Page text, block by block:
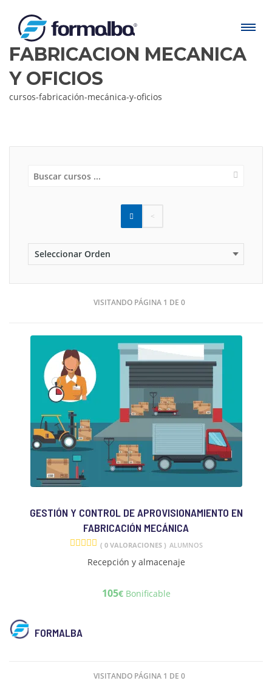
FABRICACIÓN MECÁNICA
Y OFICIOS
cursos-fabricación-mecánica-y-oficios
VISITANDO PÁGINA 1 DE 0
GESTIÓN Y CONTROL DE APROVISIONAMIENTO EN
FABRICACIÓN MECÁNICA
( 0 VALORACIONES ) ALUMNOS
Recepción y almacenaje
105€ Bonificable
FORMALBA
VISITANDO PÁGINA 1 DE 0